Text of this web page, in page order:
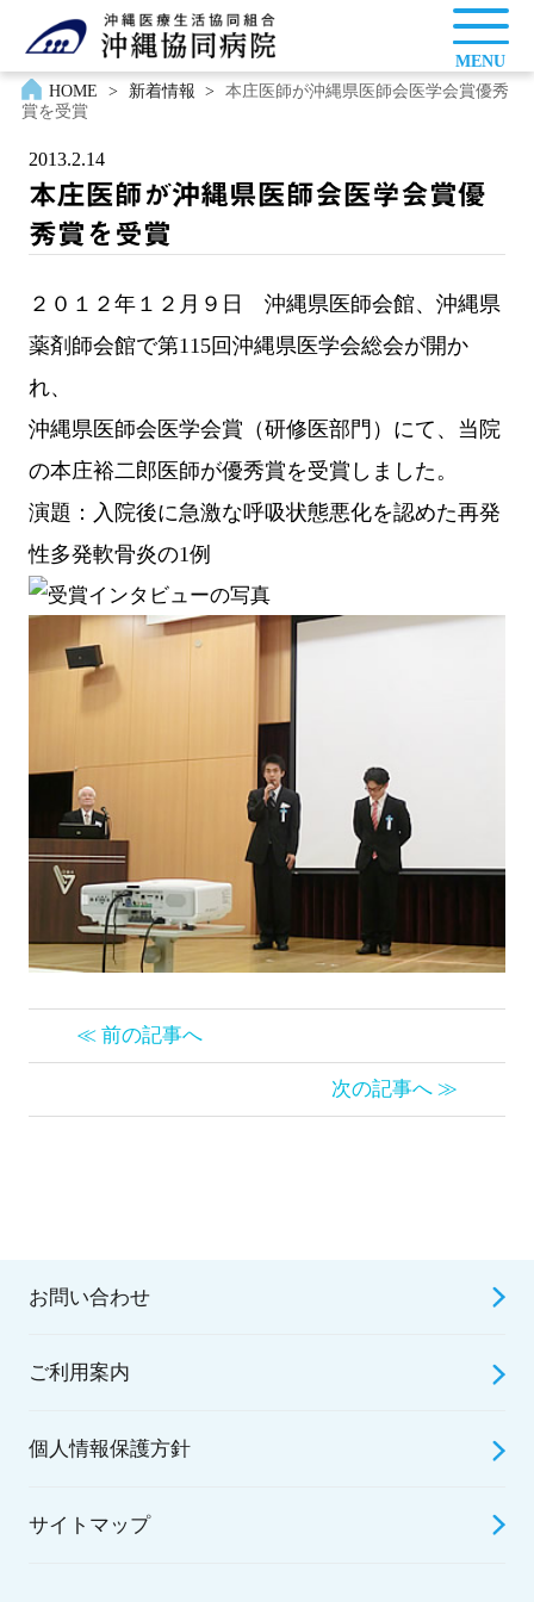
MENU
HOME
> 新着情報 >
本庄医師が沖縄県医師会医学会賞優秀
賞を受賞
2013.2.14
本庄医師が沖縄県医師会医学会賞優
秀賞を受賞
２０１２年１２月９日 沖縄県医師会館、沖縄県
薬剤師会館で第115回沖縄県医学会総会が開か
れ、
沖縄県医師会医学会賞（研修医部門）にて、当院
の本庄裕二郎医師が優秀賞を受賞しました。
演題：入院後に急激な呼吸状態悪化を認めた再発
性多発軟骨炎の1例
≪ 前の記事へ
次の記事へ ≫
お問い合わせ
ご利用案内
個人情報保護方針
サイトマップ